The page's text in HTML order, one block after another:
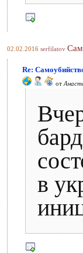
02.02.2016 serfilatov
Re:
от
в